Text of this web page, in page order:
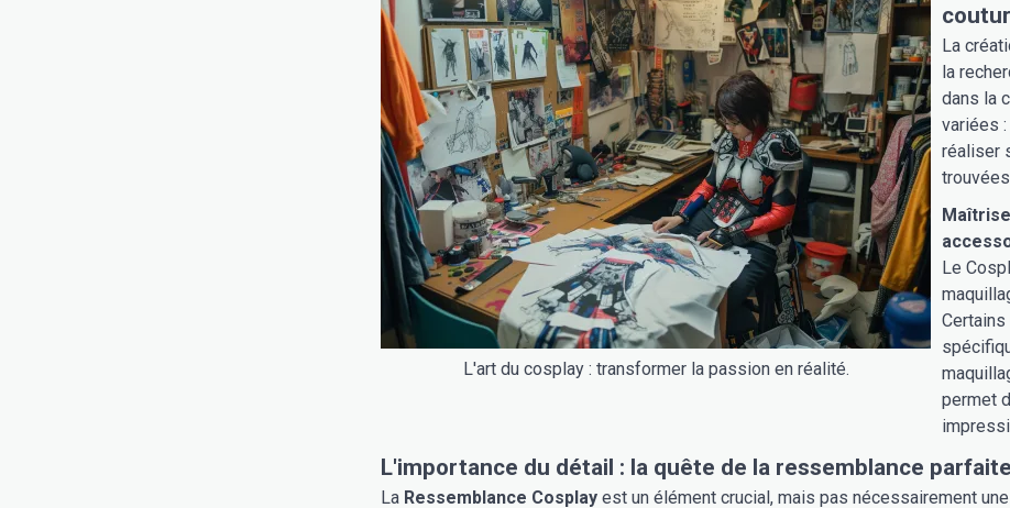
L'art du cosplay : transformer la passion en réalité.
La
la
dans la
variées
réaliser
Le
permet
L'importance du détail : la quête de la ressemblance parfaite
La Ressemblance Cosplay est un élément crucial, mais pas nécessairement